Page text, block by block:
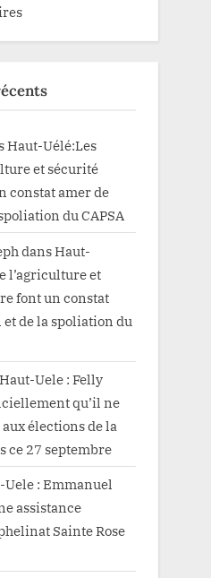
Haut-Uélé:Les
et sécurité
constat amer de
du CAPSA
dansHaut-
l’agriculture et
font un constat
et de la spoliation du
Haut-Uele : Felly
qu’il ne
élections de la
ce 27 septembre
Uele : Emmanuel
assistance
Sainte Rose